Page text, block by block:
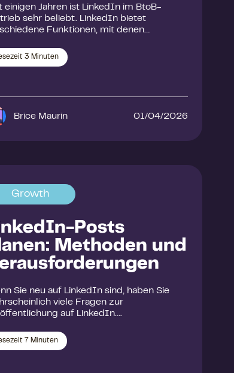
einigen Jahren ist LinkedIn im BtoB-
sehr beliebt. LinkedIn bietet
Funktionen, mit denen…
3 Minuten
Brice Maurin 01/04/2026
Growth
Posts
Methoden und
Sie neu auf LinkedIn sind, haben Sie
viele Fragen zur
auf LinkedIn….
7 Minuten